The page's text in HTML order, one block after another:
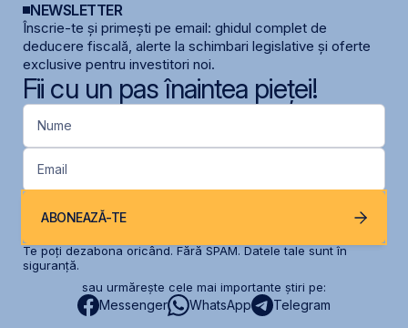
NEWSLETTER
Înscrie-te și primești pe email: ghidul complet de
deducere fiscală, alerte la schimbari legislative și oferte
exclusive pentru investitori noi.
Fii cu un pas înaintea pieței!
Nume
Email
ABONEAZĂ-TE
Te poți dezabona oricând. Fără SPAM. Datele tale sunt în
siguranță.
sau urmărește cele mai importante știri pe:
Messenger WhatsApp Telegram